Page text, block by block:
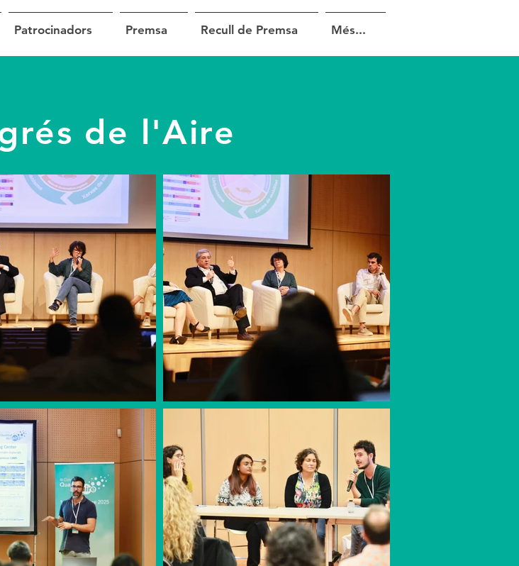
Patrocinadors Premsa Recull de Premsa Més...
de l'Aire